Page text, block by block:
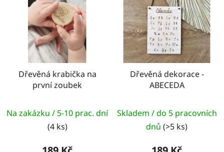
Dřevěná krabička na
první zoubek
Na zakázku / 5-10 prac. dní
(4 ks)
Dřevěná dekorace -
ABECEDA
Skladem / do 5 pracovních
dnů (>5 ks)